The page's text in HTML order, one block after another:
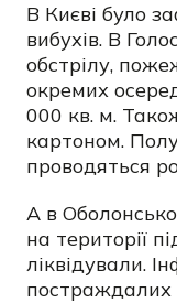
В Києві було
вибухів. В
обстрілу,
окремих
000 кв. м.
картоном.
проводяться
А в
на території
ліквідували.
постраждалих